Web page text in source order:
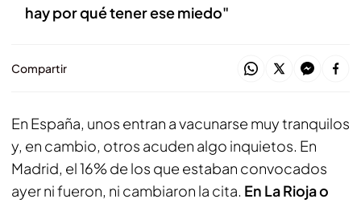
hay por qué tener ese miedo"
Compartir
En España, unos entran a vacunarse muy tranquilos
y, en cambio, otros acuden algo inquietos. En
Madrid, el 16% de los que estaban convocados
ayer ni fueron, ni cambiaron la cita. En La Rioja o